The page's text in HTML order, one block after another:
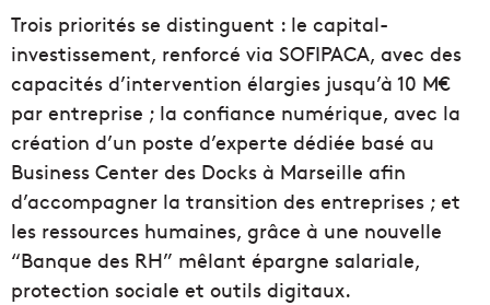
Trois priorités se distinguent : le capital-
investissement, renforcé via SOFIPACA, avec des
capacités d’intervention élargies jusqu’à 10 M€
par entreprise ; la confiance numérique, avec la
création d’un poste d’experte dédiée basé au
Business Center des Docks à Marseille afin
d’accompagner la transition des entreprises ; et
les ressources humaines, grâce à une nouvelle
“Banque des RH” mêlant épargne salariale,
protection sociale et outils digitaux.